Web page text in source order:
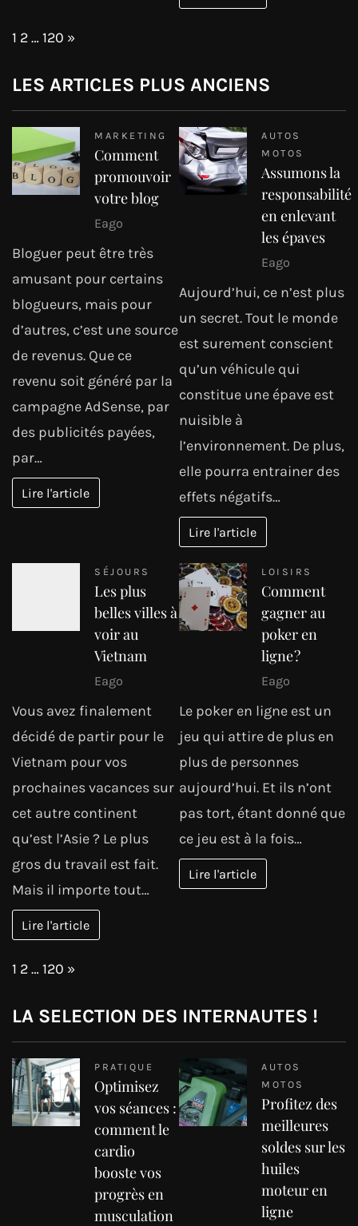
Page:
1 2…120 Next
»
LES ARTICLES PLUS ANCIENS
MARKETING
Comment
promouvoir
votre blog
Eago
Bloguer peut être très
amusant pour certains
blogueurs, mais pour
d’autres, c’est une source
de revenus. Que ce
revenu soit généré par la
campagne AdSense, par
des publicités payées,
par…
Lire l'article
AUTOS
MOTOS
Assumons la
responsabilité
en enlevant
les épaves
Eago
Aujourd’hui, ce n’est plus
un secret. Tout le monde
est surement conscient
qu’un véhicule qui
constitue une épave est
nuisible à
l’environnement. De plus,
elle pourra entrainer des
effets négatifs…
Lire l'article
SÉJOURS
Les plus
belles villes à
voir au
Vietnam
Eago
Vous avez finalement
décidé de partir pour le
Vietnam pour vos
prochaines vacances sur
cet autre continent
qu’est l’Asie ? Le plus
gros du travail est fait.
Mais il importe tout…
Lire l'article
LOISIRS
Comment
gagner au
poker en
ligne ?
Eago
Le poker en ligne est un
jeu qui attire de plus en
plus de personnes
aujourd’hui. Et ils n’ont
pas tort, étant donné que
ce jeu est à la fois…
Lire l'article
Page:
1 2…120 Next
»
LA SELECTION DES INTERNAUTES !
PRATIQUE
Optimisez
vos séances :
comment le
cardio
booste vos
progrès en
musculation
AUTOS
MOTOS
Profitez des
meilleures
soldes sur les
huiles
moteur en
ligne